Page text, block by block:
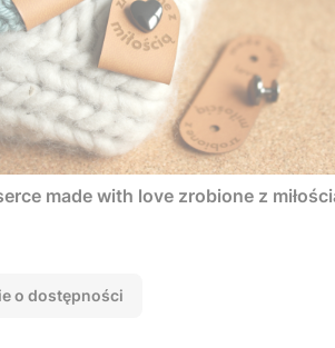
made with love zrobione z
o dostępności